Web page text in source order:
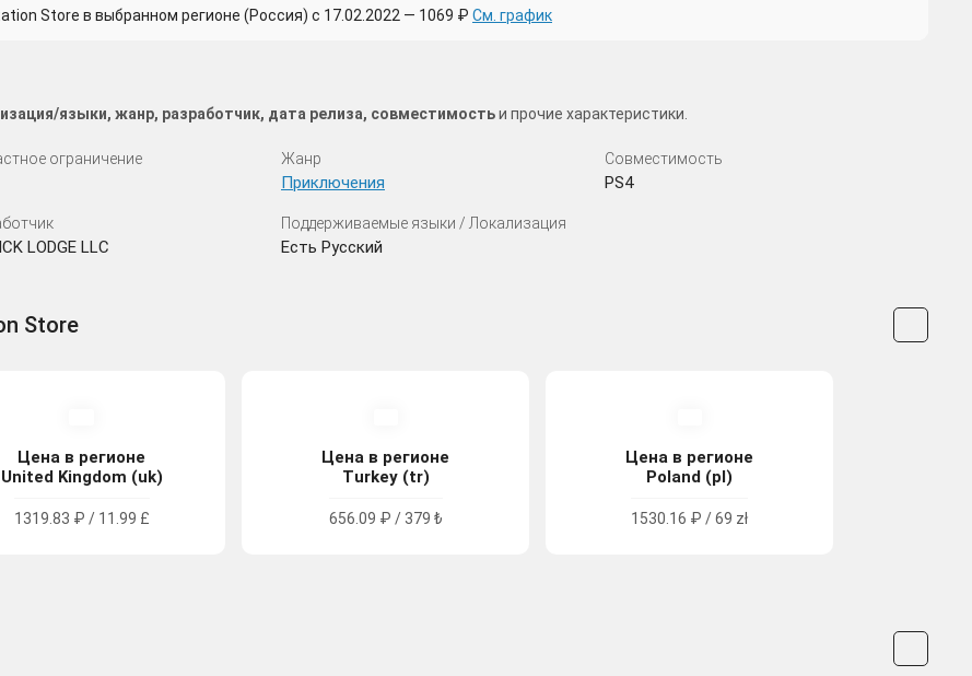
Store в выбранном регионе (Россия) с 17.02.2022 — 1069 ₽ См. график
языки, жанр, разработчик, дата релиза, совместимостьи прочие характеристики.
ограничение Жанр
Приключения
Совместимость
PS4
LODGE LLC
Поддерживаемые языки / Локализация
Есть Русский
Store
Цена в регионе
United Kingdom (uk)
1319.83 ₽ / 11.99 £
Цена в регионе
Turkey (tr)
656.09 ₽ / 379 ₺
Цена в регионе
Poland (pl)
1530.16 ₽ / 69 zł